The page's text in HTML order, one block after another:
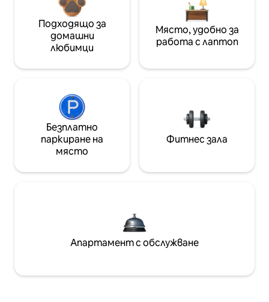
Подходящо за
домашни
любимци
Място, удобно за
работа с лаптоп
Безплатно
паркиране на
място
Фитнес зала
Апартамент с обслужване